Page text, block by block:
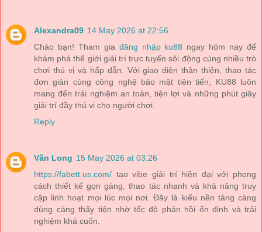
Alexandra09 14 May 2026 at 22:56
Chào bạn! Tham gia đăng nhập ku88 ngay hôm nay để
khám phá thế giới giải trí trực tuyến sôi động cùng nhiều trò
chơi thú vị và hấp dẫn. Với giao diện thân thiện, thao tác
đơn giản cùng công nghệ bảo mật tiên tiến, KU88 luôn
mang đến trải nghiệm an toàn, tiện lợi và những phút giây
giải trí đầy thú vị cho người chơi.
Reply
Văn Long 15 May 2026 at 03:26
https://fabett.us.com/ tạo vibe giải trí hiện đại với phong
cách thiết kế gọn gàng, thao tác nhanh và khả năng truy
cập linh hoạt mọi lúc mọi nơi. Đây là kiểu nền tảng càng
dùng càng thấy tiện nhờ tốc độ phản hồi ổn định và trải
nghiệm khá cuốn.